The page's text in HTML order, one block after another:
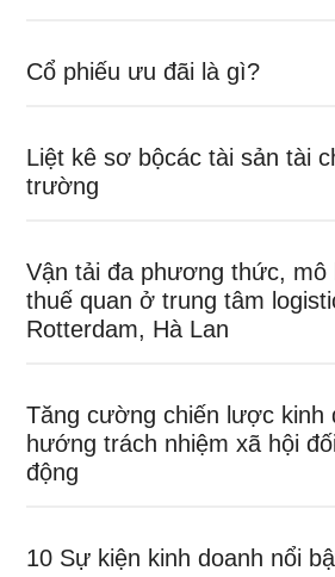
Cổ phiếu ưu đãi là gì?
Liệt kê sơ bộcác tài sản tài
trường
Vận tải đa phương thức,
thuế quan ở trung tâm
Rotterdam, Hà Lan
Tăng cường chiến lược kinh
hướng trách nhiệm xã hội
động
10 Sự kiện kinh doanh nổi